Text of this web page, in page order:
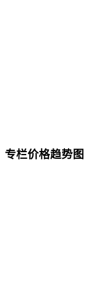
专栏价格趋势图